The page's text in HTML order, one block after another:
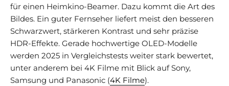
für einen Heimkino-Beamer. Dazu kommt die Art des
Bildes. Ein guter Fernseher liefert meist den besseren
Schwarzwert, stärkeren Kontrast und sehr präzise
HDR-Effekte. Gerade hochwertige OLED-Modelle
werden 2025 in Vergleichstests weiter stark bewertet,
unter anderem bei 4K Filme mit Blick auf Sony,
Samsung und Panasonic (4K Filme).